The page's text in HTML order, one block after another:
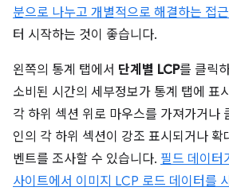
분으로 나누고 개별적으로 해결하는 접
터 시작하는 것이 좋습니다.
왼쪽의 통계 탭에서 단계별 LCP를 클릭
소비된 시간의 세부정보가 통계 탭에 표
각 하위 섹션 위로 마우스를 가져가거나
인의 각 하위 섹션이 강조 표시되거나 확
벤트를 조사할 수 있습니다. 필드 데이터
사이트에서 이미지 LCP 로드 데이터를